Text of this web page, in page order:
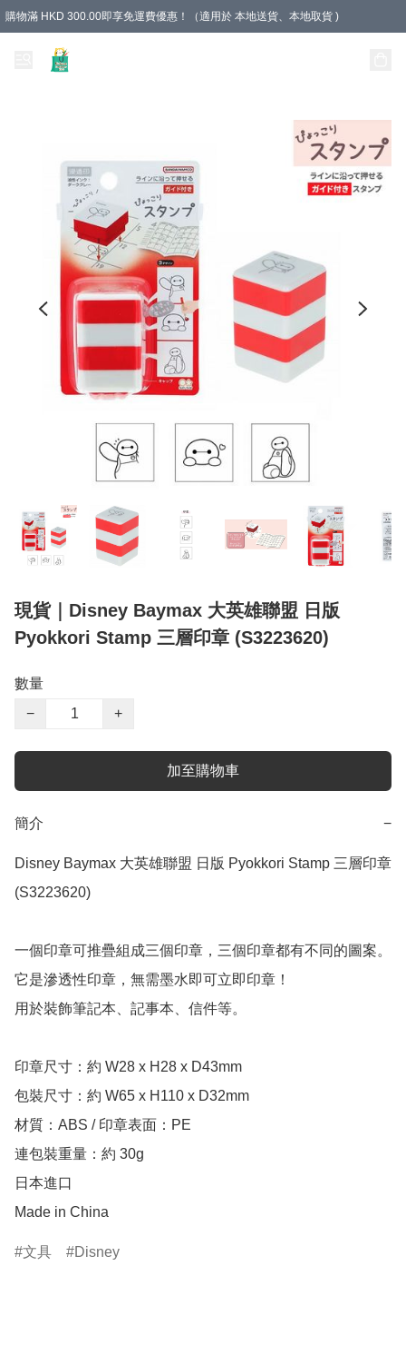
購物滿 HKD 300.00即享免運費優惠！（適用於 本地送貨、本地取貨 )
現貨｜Disney Baymax 大英雄聯盟 日版
Pyokkori Stamp 三層印章 (S3223620)
數量
−
+
加至購物車
簡介 −
Disney Baymax 大英雄聯盟 日版 Pyokkori Stamp 三層印章
(S3223620)
一個印章可推疊組成三個印章，三個印章都有不同的圖案。
它是滲透性印章，無需墨水即可立即印章！
用於裝飾筆記本、記事本、信件等。
印章尺寸：約 W28 x H28 x D43mm
包裝尺寸：約 W65 x H110 x D32mm
材質：ABS / 印章表面：PE
連包裝重量：約 30g
日本進口
Made in China
文具 Disney